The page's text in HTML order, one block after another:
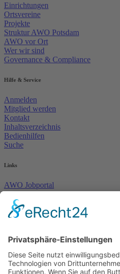
Einrichtungen
Ortsvereine
Projekte
Struktur AWO Potsdam
AWO vor Ort
Wer wir sind
Governance & Compliance
Hilfe & Service
Anmelden
Mitglied werden
Kontakt
Inhaltsverzeichnis
Bedienhilfen
Suche
Links
AWO Jobportal
AWO Ehrenamt Portal
AWO Schulgesundheitsfachkräfte
AWO Bundesverband
AWO Junge Plattform
Arbeit mit Behinderung
AWO Büro Kindermut